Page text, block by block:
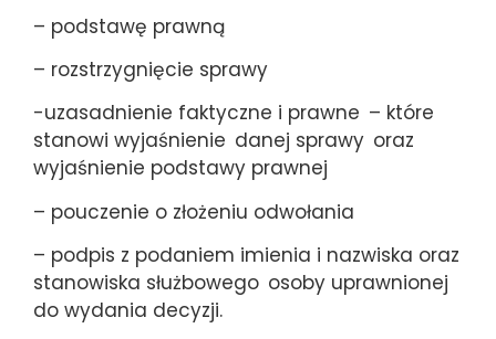
– podstawę prawną
– rozstrzygnięcie sprawy
-uzasadnienie faktyczne i prawne – które
stanowi wyjaśnienie danej sprawy oraz
wyjaśnienie podstawy prawnej
– pouczenie o złożeniu odwołania
– podpis z podaniem imienia i nazwiska oraz
stanowiska służbowego osoby uprawnionej
do wydania decyzji.